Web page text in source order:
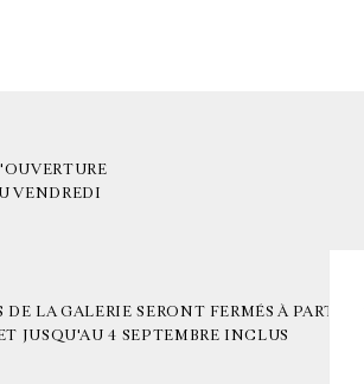
VENDREDI
DE LA GALERIE SERONT FERMÉS À PARTIR
JUSQU'AU 4 SEPTEMBRE INCLUS